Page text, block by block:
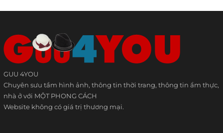
GUU 4YOU
Chuyên sưu tầm hình ảnh, thông tin thời trang, thông tin ẩm thực,
nhà ở với MỘT PHONG CÁCH
Website không có giá trị thương mại.